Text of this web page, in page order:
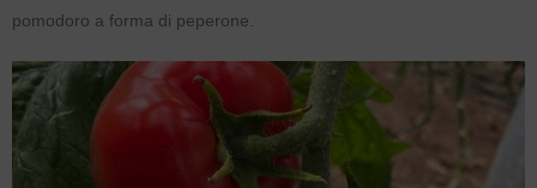
pomodoro a forma di peperone.